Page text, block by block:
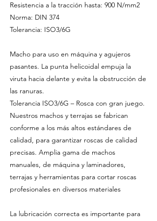
Resistencia a la tracción hasta: 900 N/mm2
Norma: DIN 374
Tolerancia: ISO3/6G
Macho para uso en máquina y agujeros
pasantes. La punta helicoidal empuja la
viruta hacia delante y evita la obstrucción de
las ranuras.
Tolerancia ISO3/6G – Rosca con gran juego.
Nuestros machos y terrajas se fabrican
conforme a los más altos estándares de
calidad, para garantizar roscas de calidad
precisas. Amplia gama de machos
manuales, de máquina y laminadores,
terrajas y herramientas para cortar roscas
profesionales en diversos materiales
La lubricación correcta es importante para